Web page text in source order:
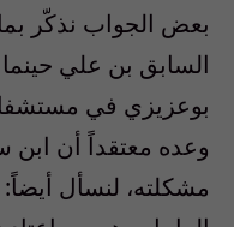
بعض الجواب نذكّر
السابق بن علي
بوعزيزي في
وعده معتقداً أن ابن
مشكلته، لنسأل